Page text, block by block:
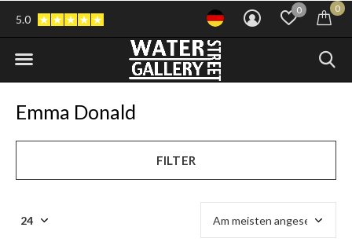
0 0
5.0
Emma Donald
FILTER